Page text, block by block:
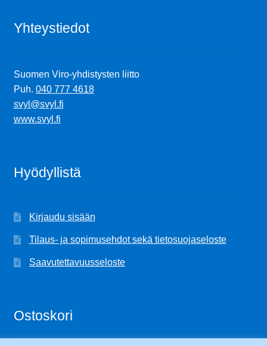
Yhteystiedot
Suomen Viro-yhdistysten liitto
Puh. 040 777 4618
svyl@svyl.fi
www.svyl.fi
Hyödyllistä
Kirjaudu sisään
Tilaus- ja sopimusehdot sekä tietosuojaseloste
Saavutettavuusseloste
Ostoskori